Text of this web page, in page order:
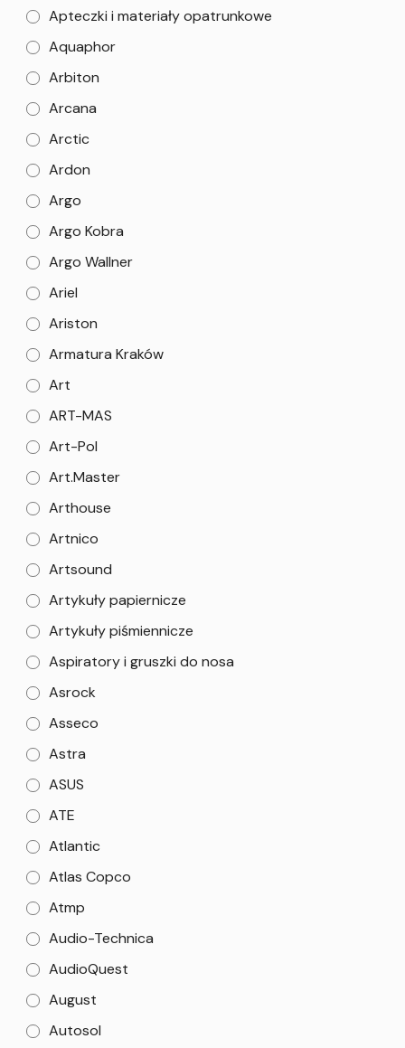
Apteczki i materiały opatrunkowe
Aquaphor
Arbiton
Arcana
Arctic
Ardon
Argo
Argo Kobra
Argo Wallner
Ariel
Ariston
Armatura Kraków
Art
ART-MAS
Art-Pol
Art.Master
Arthouse
Artnico
Artsound
Artykuły papiernicze
Artykuły piśmiennicze
Aspiratory i gruszki do nosa
Asrock
Asseco
Astra
ASUS
ATE
Atlantic
Atlas Copco
Atmp
Audio-Technica
AudioQuest
August
Autosol